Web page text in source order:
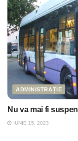
ADMINISTRAȚIE
Nu va mai fi
IUNIE 15, 2023